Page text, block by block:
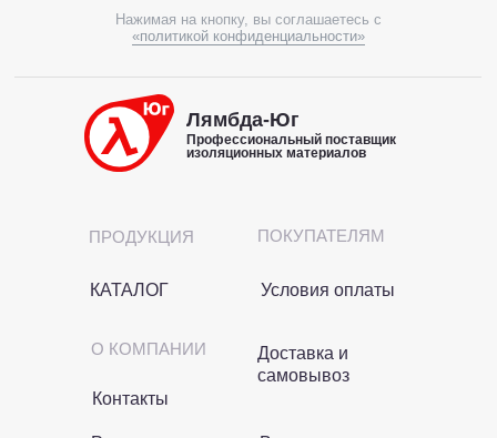
Нажимая на кнопку, вы соглашаетесь с
«политикой конфиденциальности»
Условия оплаты
ПРОДУКЦИЯ ПОКУПАТЕЛЯМ
О КОМПАНИИ
Лямбда-Юг
Профессиональный поставщик
изоляционных материалов
Доставка и
самовывоз
Контакты
КАТАЛОГ